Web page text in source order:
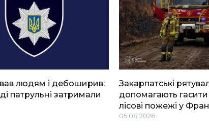
людям і дебоширив:
патрульні затримали
Закарпатські
допомагають
лісові пожежі у
05.08.2026